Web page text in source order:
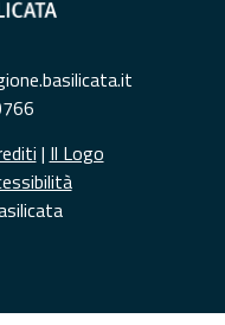
| Il Logo